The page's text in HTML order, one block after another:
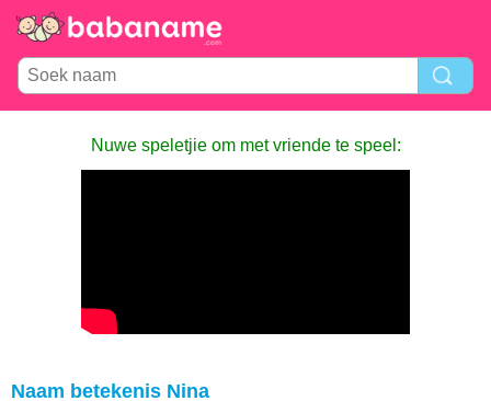
Nuwe speletjie om met vriende te speel:
Naam betekenis Nina